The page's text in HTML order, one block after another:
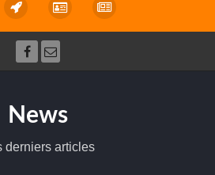
News
derniers articles